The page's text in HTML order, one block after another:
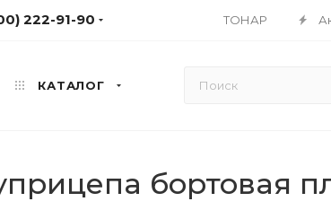
222-91-90 ТОНАР
КАТАЛОГ
бортовая